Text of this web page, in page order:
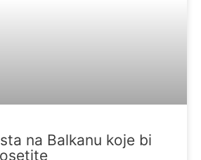
na Balkanu koje bi